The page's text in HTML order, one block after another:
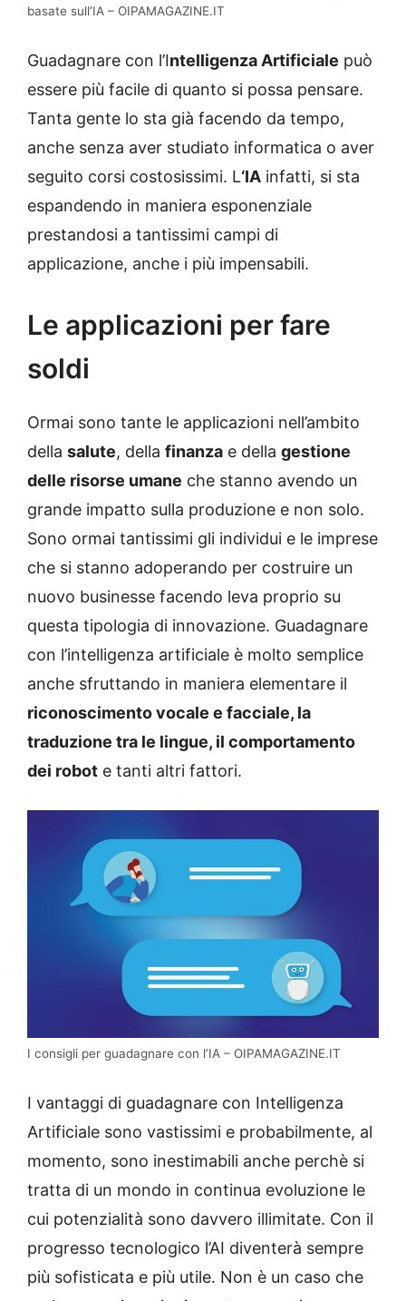
basate sull’IA – OIPAMAGAZINE.IT
Guadagnare con l’Intelligenza Artificiale può
essere più facile di quanto si possa pensare.
Tanta gente lo sta già facendo da tempo,
anche senza aver studiato informatica o aver
seguito corsi costosissimi. L‘IA infatti, si sta
espandendo in maniera esponenziale
prestandosi a tantissimi campi di
applicazione, anche i più impensabili.
Le applicazioni per fare
soldi
Ormai sono tante le applicazioni nell’ambito
della salute, della finanza e della gestione
delle risorse umane che stanno avendo un
grande impatto sulla produzione e non solo.
Sono ormai tantissimi gli individui e le imprese
che si stanno adoperando per costruire un
nuovo businesse facendo leva proprio su
questa tipologia di innovazione. Guadagnare
con l’intelligenza artificiale è molto semplice
anche sfruttando in maniera elementare il
riconoscimento vocale e facciale, la
traduzione tra le lingue, il comportamento
dei robot e tanti altri fattori.
I consigli per guadagnare con l’IA – OIPAMAGAZINE.IT
I vantaggi di guadagnare con Intelligenza
Artificiale sono vastissimi e probabilmente, al
momento, sono inestimabili anche perchè si
tratta di un mondo in continua evoluzione le
cui potenzialità sono davvero illimitate. Con il
progresso tecnologico l’AI diventerà sempre
più sofisticata e più utile. Non è un caso che